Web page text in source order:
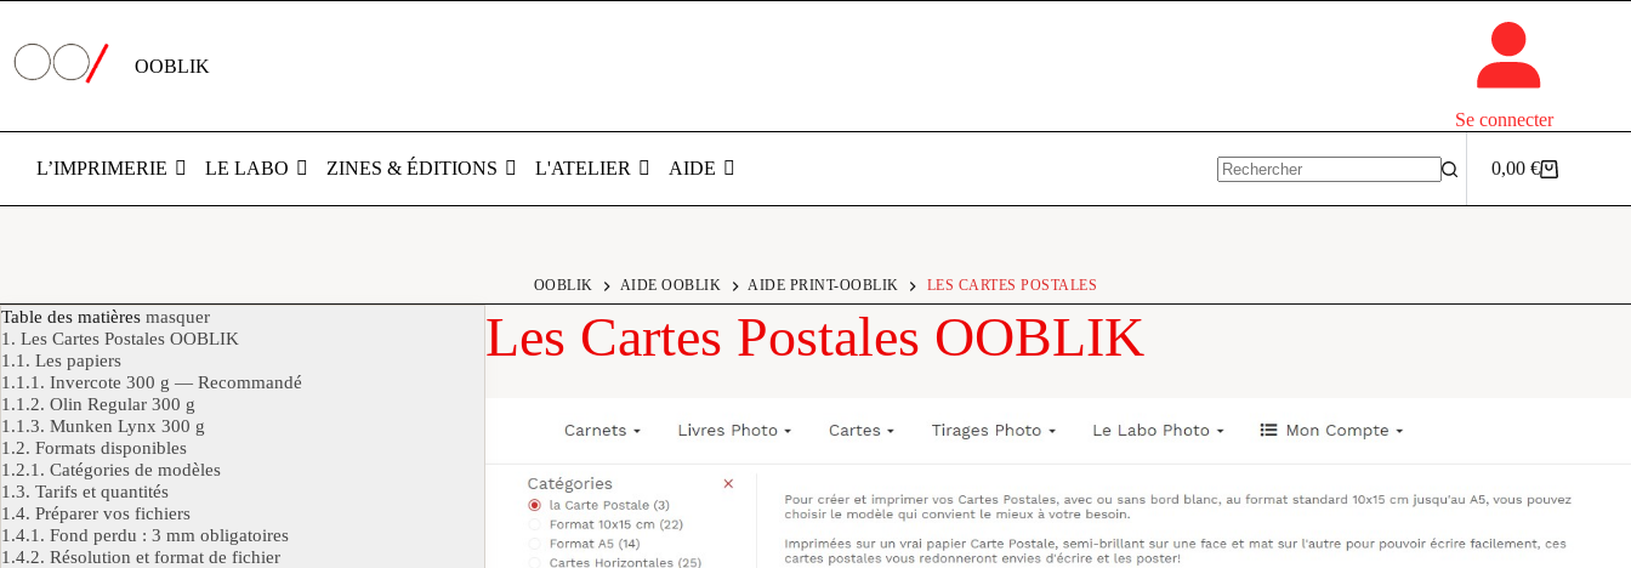
contenu
OOBLIK
Se connecter
L’IMPRIMERIE LE LABO ZINES & ÉDITIONS L'ATELIER
AIDE
résultat
Panier
0,00 €
OOBLIK AIDE OOBLIK AIDE PRINT-OOBLIK LES CARTES POSTALES
Table des matières masquer
1. Les Cartes Postales OOBLIK
1.1. Les papiers
1.1.1. Invercote 300 g — Recommandé
1.1.2. Olin Regular 300 g
1.1.3. Munken Lynx 300 g
1.2. Formats disponibles
1.2.1. Catégories de modèles
1.3. Tarifs et quantités
1.4. Préparer vos fichiers
1.4.1. Fond perdu : 3 mm obligatoires
1.4.2. Résolution et format de fichier
Les Cartes Postales OOBLIK